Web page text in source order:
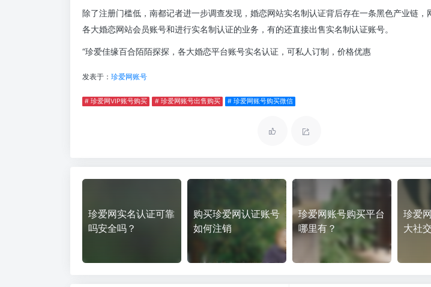
除了注册门槛低，南都记者进一步调查发现，婚恋网站实名制认证背后存在一条黑色产业链，
各大婚恋网站会员账号和进行实名制认证的业务，有的还直接出售实名制认证账号。
“珍爱佳缘百合陌陌探探，各大婚恋平台账号实名认证，可私人订制，价格优惠
发表于： 珍爱网账号
# 珍爱网VIP账号购买 # 珍爱网账号出售购买 # 珍爱网账号购买微信
珍爱网实名认证可靠
吗安全吗？
购买珍爱网认证账号
如何注销
珍爱网账号购买平台
哪里有？
珍爱
大社